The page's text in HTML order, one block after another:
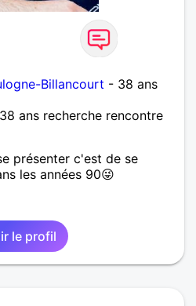
Billancourt - 38 ans
ans recherche rencontre
présenter c'est de se
les années 90😜
le profil